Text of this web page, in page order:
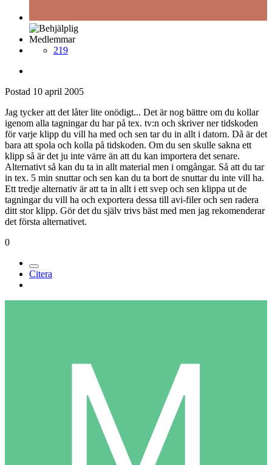
Medlemmar
219
Postad 10 april 2005
Jag tycker att det låter lite onödigt... Det är nog bättre om du kollar
igenom alla tagningar du har på tex. tv:n och skriver ner tidskoden
för varje klipp du vill ha med och sen tar du in allt i datorn. Då är det
bara att spola och kolla på tidskoden. Om du sen skulle sakna ett
klipp så är det ju inte värre än att du kan importera det senare.
Alternativt så kan du ta in allt material men i omgångar. Så att du tar
in tex. 5 min snuttar och sen kan du ta bort de snuttar du inte vill ha.
Ett tredje alternativ är att ta in allt i ett svep och sen klippa ut de
tagningar du vill ha och exportera dessa till avi-filer och sen radera
ditt stor klipp. Gör det du själv trivs bäst med men jag rekomenderar
det första alternativet.
0
Citera